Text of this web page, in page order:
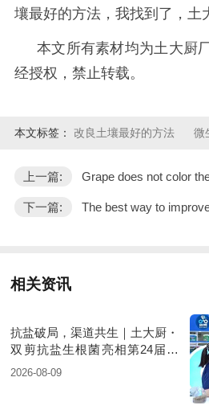
壤最好的方法，我找到了，土
本文所有素材均为土大厨
经授权，禁止转载。
本文标签： 改良土壤最好的方法 微
上一篇: Grape does not color
下一篇: The best way to
相关资讯
抗盐破局，渠道共生｜土大厨・
双剪抗盐生根菌亮相第24届新
疆国际农业博览会
2026-08-09